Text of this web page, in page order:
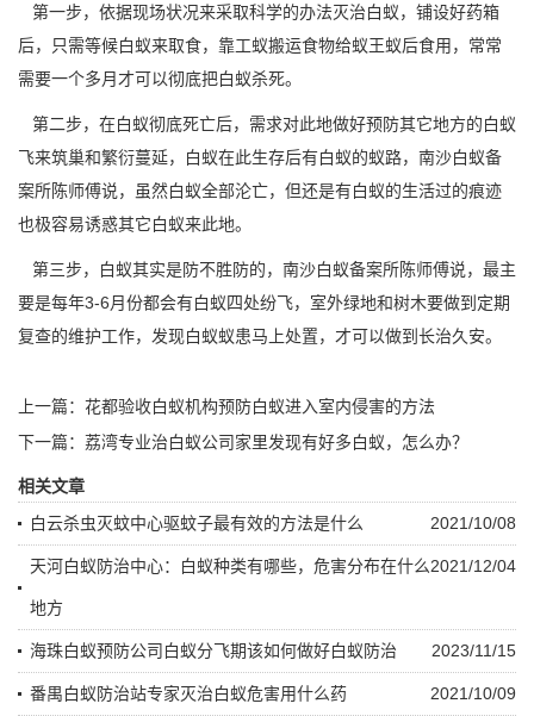
第一步，依据现场状况来采取科学的办法灭治白蚁，铺设好药箱
后，只需等候白蚁来取食，靠工蚁搬运食物给蚁王蚁后食用，常常
需要一个多月才可以彻底把白蚁杀死。
第二步，在白蚁彻底死亡后，需求对此地做好预防其它地方的白蚁
飞来筑巢和繁衍蔓延，白蚁在此生存后有白蚁的蚁路，南沙白蚁备
案所陈师傅说，虽然白蚁全部沦亡，但还是有白蚁的生活过的痕迹
也极容易诱惑其它白蚁来此地。
第三步，白蚁其实是防不胜防的，南沙白蚁备案所陈师傅说，最主
要是每年3-6月份都会有白蚁四处纷飞，室外绿地和树木要做到定期
复查的维护工作，发现白蚁蚁患马上处置，才可以做到长治久安。
上一篇： 花都验收白蚁机构预防白蚁进入室内侵害的方法
下一篇： 荔湾专业治白蚁公司家里发现有好多白蚁，怎么办？
相关文章
2021/10/08
白云杀虫灭蚊中心驱蚊子最有效的方法是什么
2021/12/04
天河白蚁防治中心：白蚁种类有哪些，危害分布在什么
地方
2023/11/15
海珠白蚁预防公司白蚁分飞期该如何做好白蚁防治
2021/10/09
番禺白蚁防治站专家灭治白蚁危害用什么药